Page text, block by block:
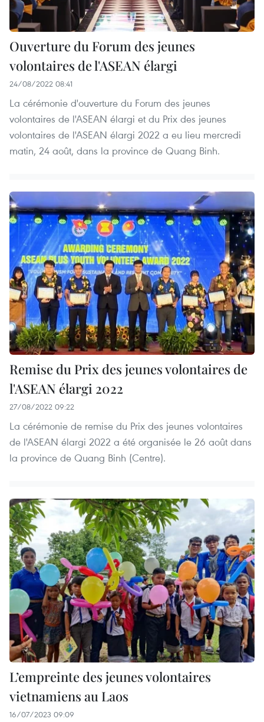
Ouverture du Forum des jeunes
volontaires de l'ASEAN élargi
24/08/2022 08:41
La cérémonie d'ouverture du Forum des jeunes
volontaires de l'ASEAN élargi et du Prix des jeunes
volontaires de l'ASEAN élargi 2022 a eu lieu mercredi
matin, 24 août, dans la province de Quang Binh.
Remise du Prix des jeunes volontaires de
l'ASEAN élargi 2022
27/08/2022 09:22
La cérémonie de remise du Prix des jeunes volontaires
de l'ASEAN élargi 2022 a été organisée le 26 août dans
la province de Quang Binh (Centre).
L’empreinte des jeunes volontaires
vietnamiens au Laos
16/07/2023 09:09